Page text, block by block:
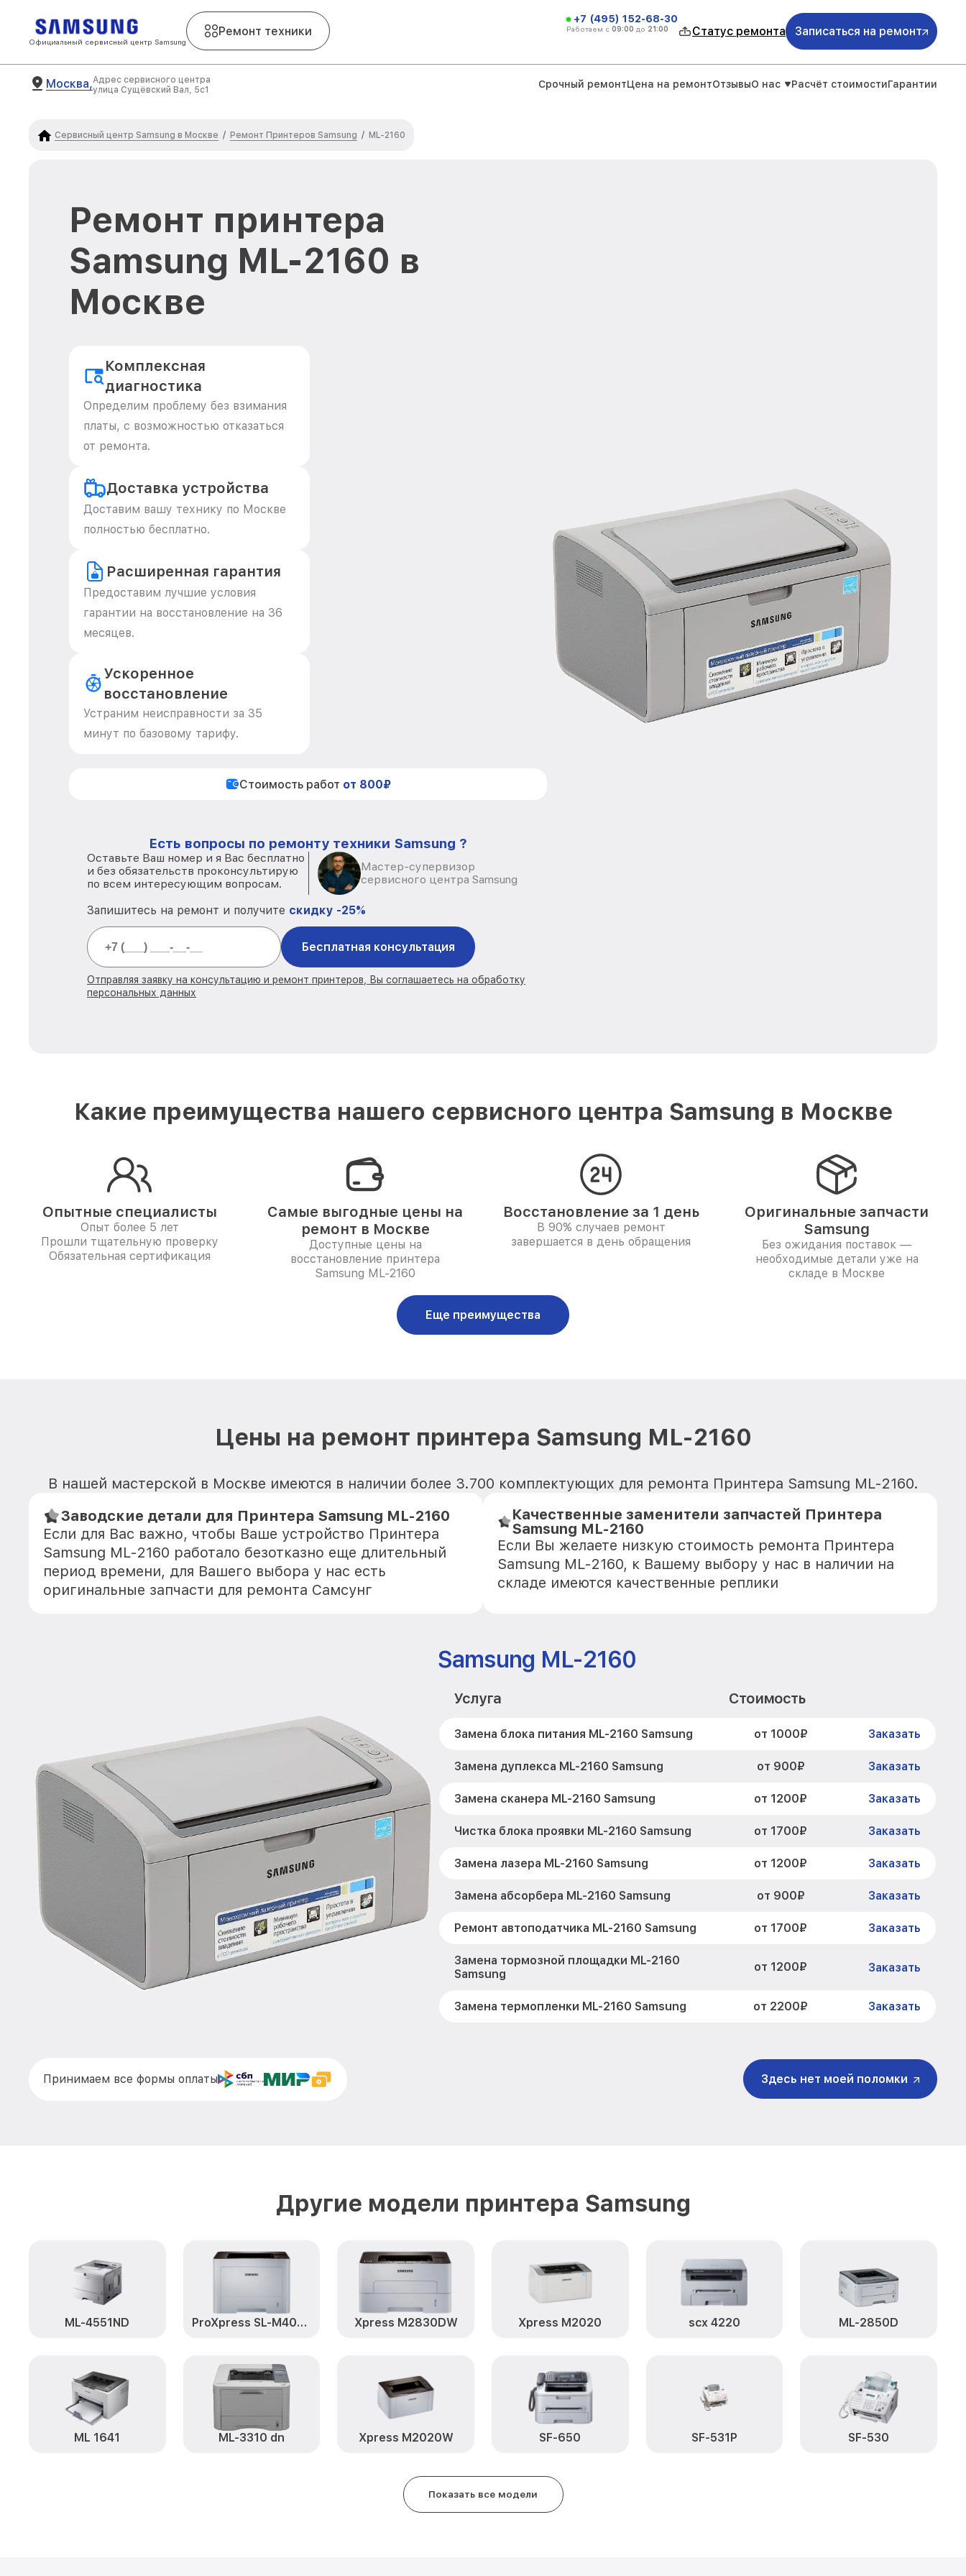
Официальный сервисный центр Samsung
Ремонт техники
+7 (495) 152-68-30
Работаем с 09:00 до 21:00 Статус ремонта Записаться на ремонт
Москва,Адрес сервисного центра
улица Сущёвский Вал, 5с1
Срочный ремонтЦена на ремонтОтзывыО нас Расчёт стоимостиГарантии
Сервисный центр Samsung в Москве / Ремонт Принтеров Samsung / ML-2160
Ремонт принтера
Samsung ML-2160 в
Москве
Комплексная
диагностика
Определим проблему без взимания
платы, с возможностью отказаться
от ремонта.
Доставка устройства
Доставим вашу технику по Москве
полностью бесплатно.
Расширенная гарантия
Предоставим лучшие условия
гарантии на восстановление на 36
месяцев.
Ускоренное
восстановление
Устраним неисправности за 35
минут по базовому тарифу.
Стоимость работ от 800₽
Есть вопросы по ремонту техники Samsung ?
Оставьте Ваш номер и я Вас бесплатно
и без обязательств проконсультирую
по всем интересующим вопросам.
Мастер-супервизор
сервисного центра Samsung
Запишитесь на ремонт и получите скидку -25%
Бесплатная консультация
Отправляя заявку на консультацию и ремонт принтеров, Вы соглашаетесь на обработку
персональных данных
Какие преимущества нашего сервисного центра Samsung в Москве
Опытные специалисты
Опыт более 5 лет
Прошли тщательную проверку
Обязательная сертификация
Самые выгодные цены на
ремонт в Москве
Доступные цены на
восстановление принтера
Samsung ML-2160
Восстановление за 1 день
В 90% случаев ремонт
завершается в день обращения
Оригинальные запчасти
Samsung
Без ожидания поставок —
необходимые детали уже на
складе в Москве
Еще преимущества
Цены на ремонт принтера Samsung ML-2160
В нашей мастерской в Москве имеются в наличии более 3.700 комплектующих для ремонта Принтера Samsung ML-2160.
Заводские детали для Принтера Samsung ML-2160
Если для Вас важно, чтобы Ваше устройство Принтера
Samsung ML-2160 работало безотказно еще длительный
период времени, для Вашего выбора у нас есть
оригинальные запчасти для ремонта Самсунг
Качественные заменители запчастей Принтера
Samsung ML-2160
Если Вы желаете низкую стоимость ремонта Принтера
Samsung ML-2160, к Вашему выбору у нас в наличии на
складе имеются качественные реплики
Samsung ML-2160
Услуга Стоимость
Замена блока питания ML-2160 Samsung от 1000₽ Заказать
Замена дуплекса ML-2160 Samsung от 900₽ Заказать
Замена сканера ML-2160 Samsung от 1200₽ Заказать
Чистка блока проявки ML-2160 Samsung от 1700₽ Заказать
Замена лазера ML-2160 Samsung от 1200₽ Заказать
Замена абсорбера ML-2160 Samsung от 900₽ Заказать
Ремонт автоподатчика ML-2160 Samsung от 1700₽ Заказать
Замена тормозной площадки ML-2160
Samsung
от 1200₽ Заказать
Замена термопленки ML-2160 Samsung от 2200₽ Заказать
от 800₽ Заказать
Принимаем все формы оплаты Здесь нет моей поломки
Другие модели принтера Samsung
ML-4551ND ProXpress SL-M4020ND Xpress M2830DW Xpress M2020 scx 4220 ML-2850D
ML 1641 ML-3310 dn Xpress M2020W SF-650 SF-531P SF-530
Показать все модели